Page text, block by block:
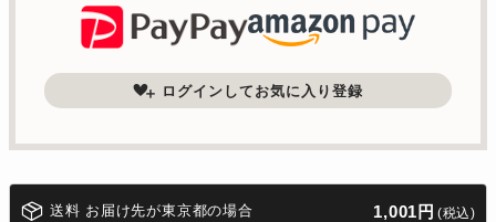
ログインしてお気に入り登録
送料 お届け先が東京都の場合 1,001円 (税込)